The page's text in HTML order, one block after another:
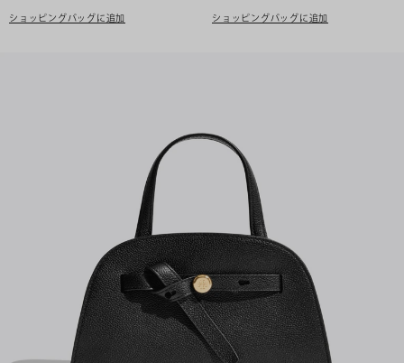
ショッピングバッグに追加 ショッピングバッグに追加